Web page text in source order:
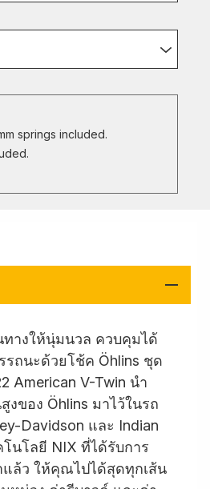
springs included.
ทางให้นุ่มนวล ควบคุมได้
รถนะด้วยโช้ค Öhlins ชุด
American V-Twin นำ
งของ Öhlins มาไว้ในรถ
Davidson และ Indian
นโลยี NIX ที่ได้รับการ
ล้ว ให้คุณไปได้สุดทุกเส้น